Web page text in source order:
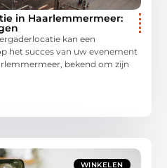
in Haarlemmermeer:
kan een
het succes van uw evenement
bekend om zijn
WINKELEN